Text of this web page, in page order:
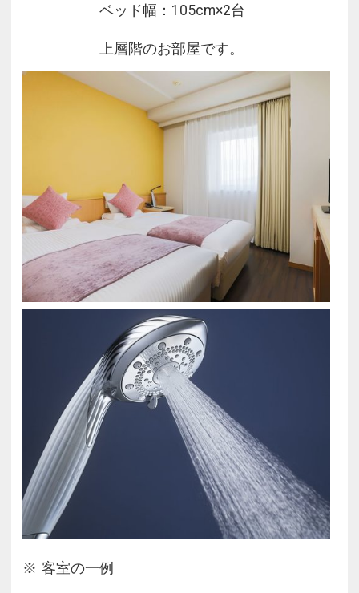
ベッド幅：105cm×2台
上層階のお部屋です。
客室の一例